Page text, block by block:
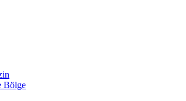
Bölge